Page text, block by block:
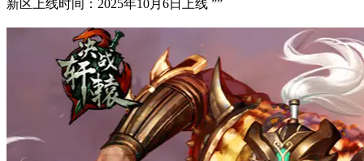
新区上线时间：2025年10月6日上线 ””